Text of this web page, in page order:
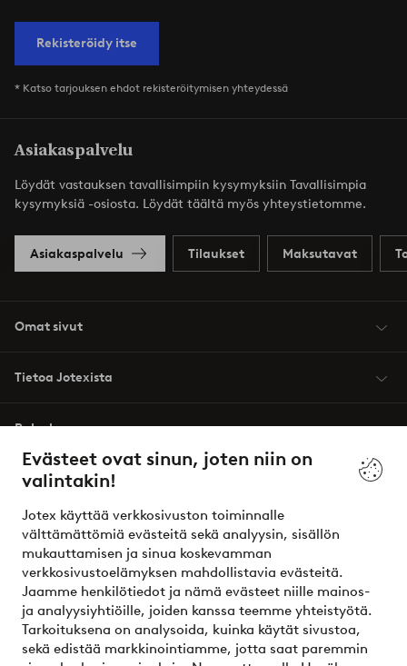
Evästeet ovat sinun, joten niin on
valintakin!
Jotex käyttää verkkosivuston toiminnalle
välttämättömiä evästeitä sekä analyysin, sisällön
mukauttamisen ja sinua koskevamman
verkkosivustoelämyksen mahdollistavia evästeitä.
Jaamme henkilötiedot ja nämä evästeet niille mainos-
ja analyysiyhtiöille, joiden kanssa teemme yhteistyötä.
Tarkoituksena on analysoida, kuinka käytät sivustoa,
sekä edistää markkinointiamme, jotta saat paremmin
Rekisteröidy itse
* Katso tarjouksen ehdot rekisteröitymisen yhteydessä
Asiakaspalvelu
Löydät vastauksen tavallisimpiin kysymyksiin Tavallisimpia
kysymyksiä -osiosta. Löydät täältä myös yhteystietomme.
Asiakaspalvelu Tilaukset Maksutavat
Omat sivut
Tietoa Jotexista
Palvelumme
Ehdot
Ystävät
Turvalliset maksut – maksa nyt tai erissä
Haluatko tietää lisää maksuvaihtoehdoistamme?